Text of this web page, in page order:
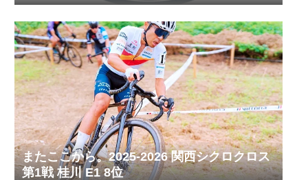
またここから。2025-2026 関西シクロクロス
第1戦 桂川 E1 8位